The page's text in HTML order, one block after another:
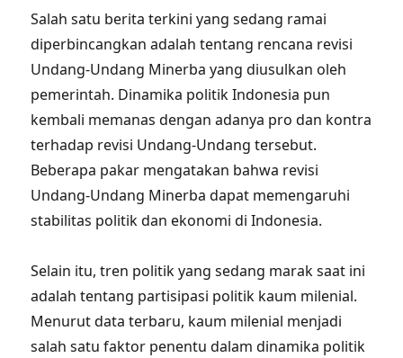
Salah satu berita terkini yang sedang ramai
diperbincangkan adalah tentang rencana revisi
Undang-Undang Minerba yang diusulkan oleh
pemerintah. Dinamika politik Indonesia pun
kembali memanas dengan adanya pro dan kontra
terhadap revisi Undang-Undang tersebut.
Beberapa pakar mengatakan bahwa revisi
Undang-Undang Minerba dapat memengaruhi
stabilitas politik dan ekonomi di Indonesia.
Selain itu, tren politik yang sedang marak saat ini
adalah tentang partisipasi politik kaum milenial.
Menurut data terbaru, kaum milenial menjadi
salah satu faktor penentu dalam dinamika politik